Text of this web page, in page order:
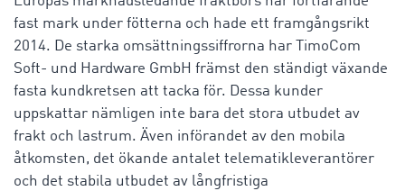
fast mark under fötterna och hade ett framgångsrikt
2014. De starka omsättningssiffrorna har TimoCom
Soft- und Hardware GmbH främst den ständigt växande
fasta kundkretsen att tacka för. Dessa kunder
uppskattar nämligen inte bara det stora utbudet av
frakt och lastrum. Även införandet av den mobila
åtkomsten, det ökande antalet telematikleverantörer
och det stabila utbudet av långfristiga